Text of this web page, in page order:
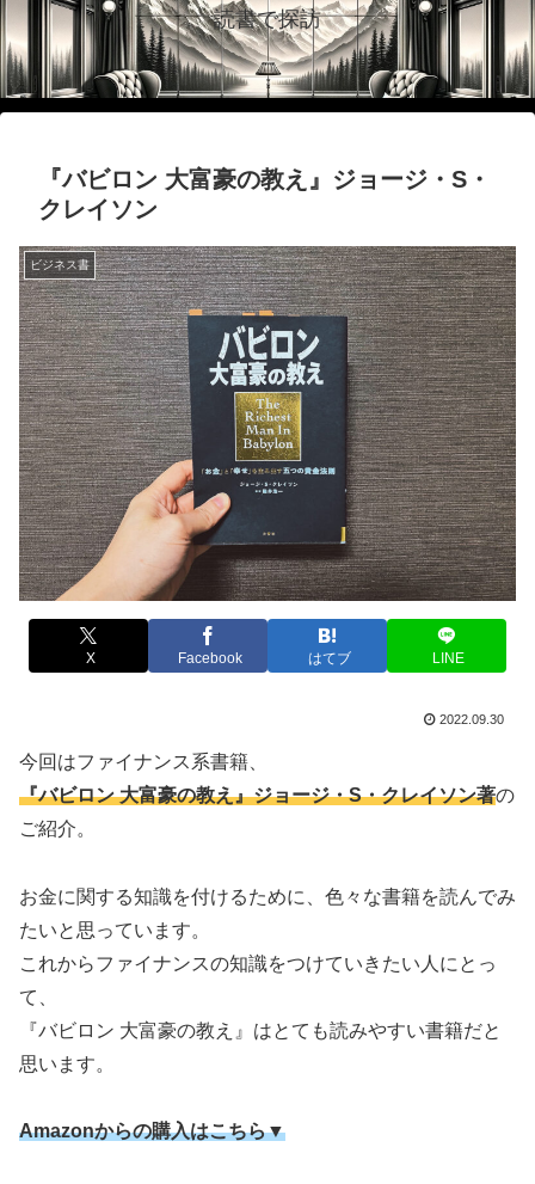
読書で探訪
『バビロン 大富豪の教え』ジョージ・S・
クレイソン
ビジネス書
X Facebook はてブ LINE
2022.09.30
今回はファイナンス系書籍、
『バビロン 大富豪の教え』ジョージ・S・クレイソン著の
ご紹介。
お金に関する知識を付けるために、色々な書籍を読んでみ
たいと思っています。
これからファイナンスの知識をつけていきたい人にとっ
て、
『バビロン 大富豪の教え』はとても読みやすい書籍だと
思います。
Amazonからの購入はこちら▼